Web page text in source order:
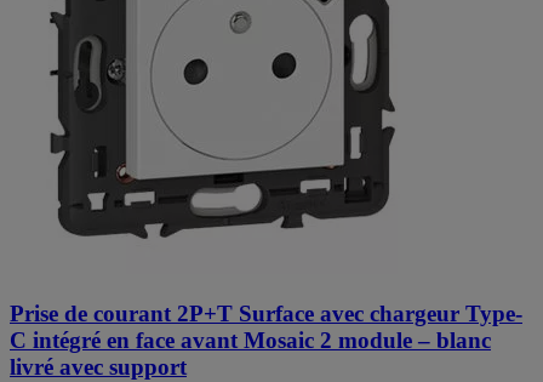
Prise de courant 2P+T Surface avec chargeur Type-
C intégré en face avant Mosaic 2 module – blanc
livré avec support